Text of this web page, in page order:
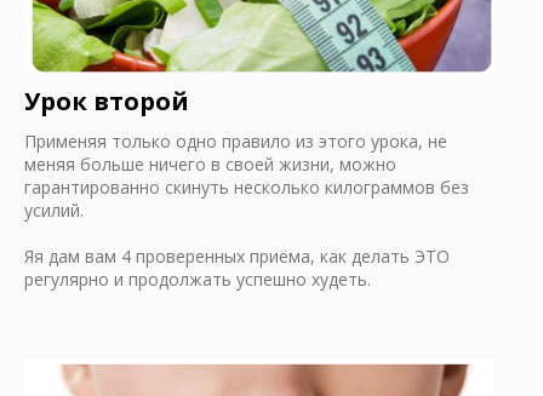
Урок второй
Применяя только одно правило из этого урока, не
меняя больше ничего в своей жизни, можно
гарантированно скинуть несколько килограммов без
усилий.
Яя дам вам 4 проверенных приёма, как делать ЭТО
регулярно и продолжать успешно худеть.